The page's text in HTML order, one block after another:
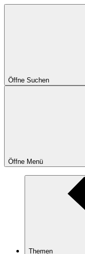
Öffne Suchen
Öffne Menü
Themen